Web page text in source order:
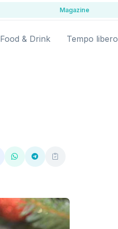
Magazine
Food & Drink Tempo libero